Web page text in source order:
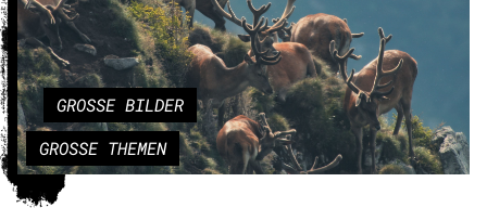
GROSSE BILDER
GROSSE THEMEN